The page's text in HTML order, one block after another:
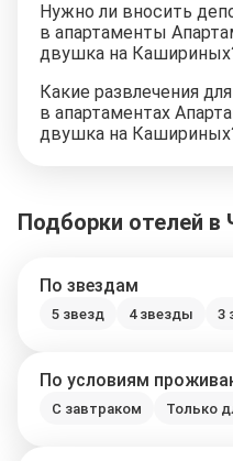
Нужно ли вносить
в апартаменты
двушка на
Какие развлечения
в апартаментах
двушка на
Подборки отелей в
По звездам
5 звезд 4 звезды 3
По условиям
С завтраком Только